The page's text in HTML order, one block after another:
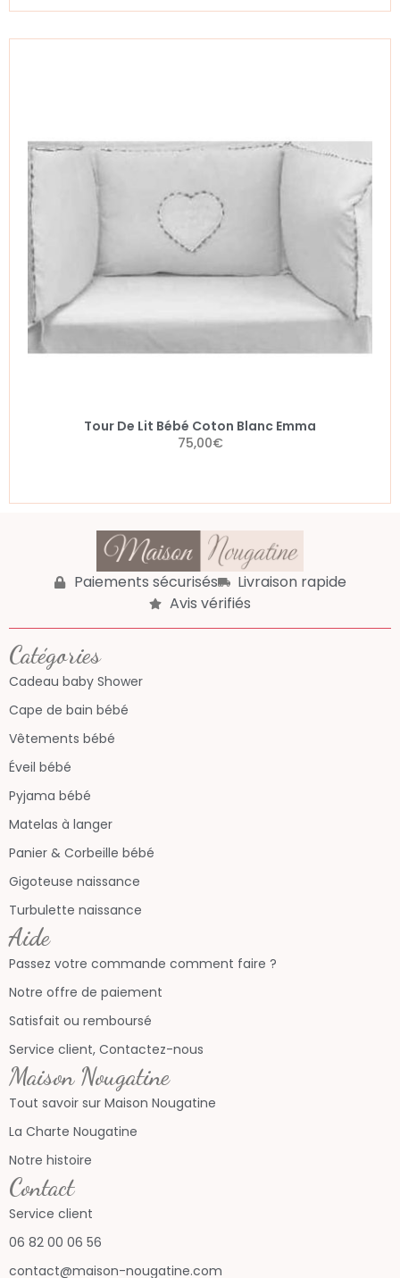
Tour De Lit Bébé Coton Blanc Emma
75,00€
Paiements sécurisés
Livraison rapide
Avis vérifiés
Catégories
Cadeau baby Shower
Cape de bain bébé
Vêtements bébé
Éveil bébé
Pyjama bébé
Matelas à langer
Panier & Corbeille bébé
Gigoteuse naissance
Turbulette naissance
Aide
Passez votre commande comment faire ?
Notre offre de paiement
Satisfait ou remboursé
Service client, Contactez-nous
Maison Nougatine
Tout savoir sur Maison Nougatine
La Charte Nougatine
Notre histoire
Contact
Service client
06 82 00 06 56
contact@maison-nougatine.com